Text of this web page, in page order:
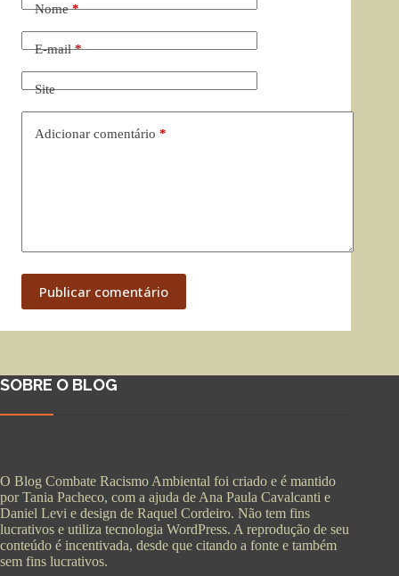
Nome*
E-mail*
Site
Adicionar comentário *
Publicar comentário
SOBRE O BLOG
O Blog Combate Racismo Ambiental foi criado e é mantido
por Tania Pacheco, com a ajuda de Ana Paula Cavalcanti e
Daniel Levi e design de Raquel Cordeiro. Não tem fins
lucrativos e utiliza tecnologia WordPress. A reprodução de seu
conteúdo é incentivada, desde que citando a fonte e também
sem fins lucrativos.